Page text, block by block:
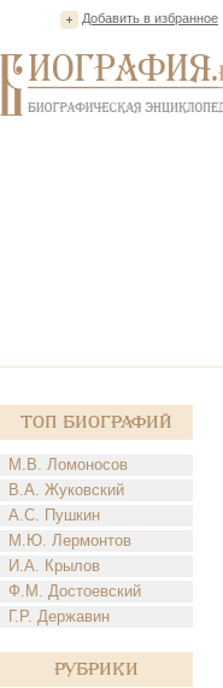
Добавить в избранное
Топ Биографий
М.В. Ломоносов
В.А. Жуковский
А.С. Пушкин
М.Ю. Лермонтов
И.А. Крылов
Ф.М. Достоевский
Г.Р. Державин
Рубрики